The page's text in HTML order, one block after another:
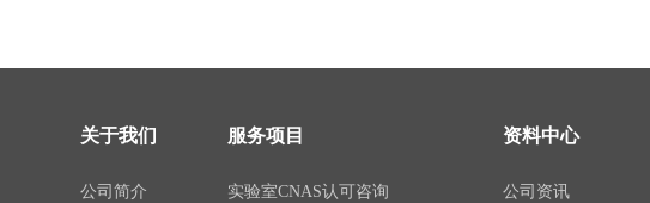
关于我们
公司简介
服务项目
实验室CNAS认可咨询
资料中心
公司资讯